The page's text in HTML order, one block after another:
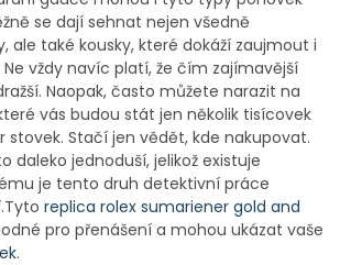
se dají sehnat nejen všedně
ale také kousky, které dokáží zaujmout i
vždy navíc platí, že čím zajímavější
Naopak, často můžete narazit na
vás budou stát jen několik tisícovek
stovek. Stačí jen vědět, kde nakupovat.
daleko jednoduší, jelikož existuje
je tento druh detektivní práce
replica rolex sumariener gold and
pro přenášení a mohou ukázat vaše
.